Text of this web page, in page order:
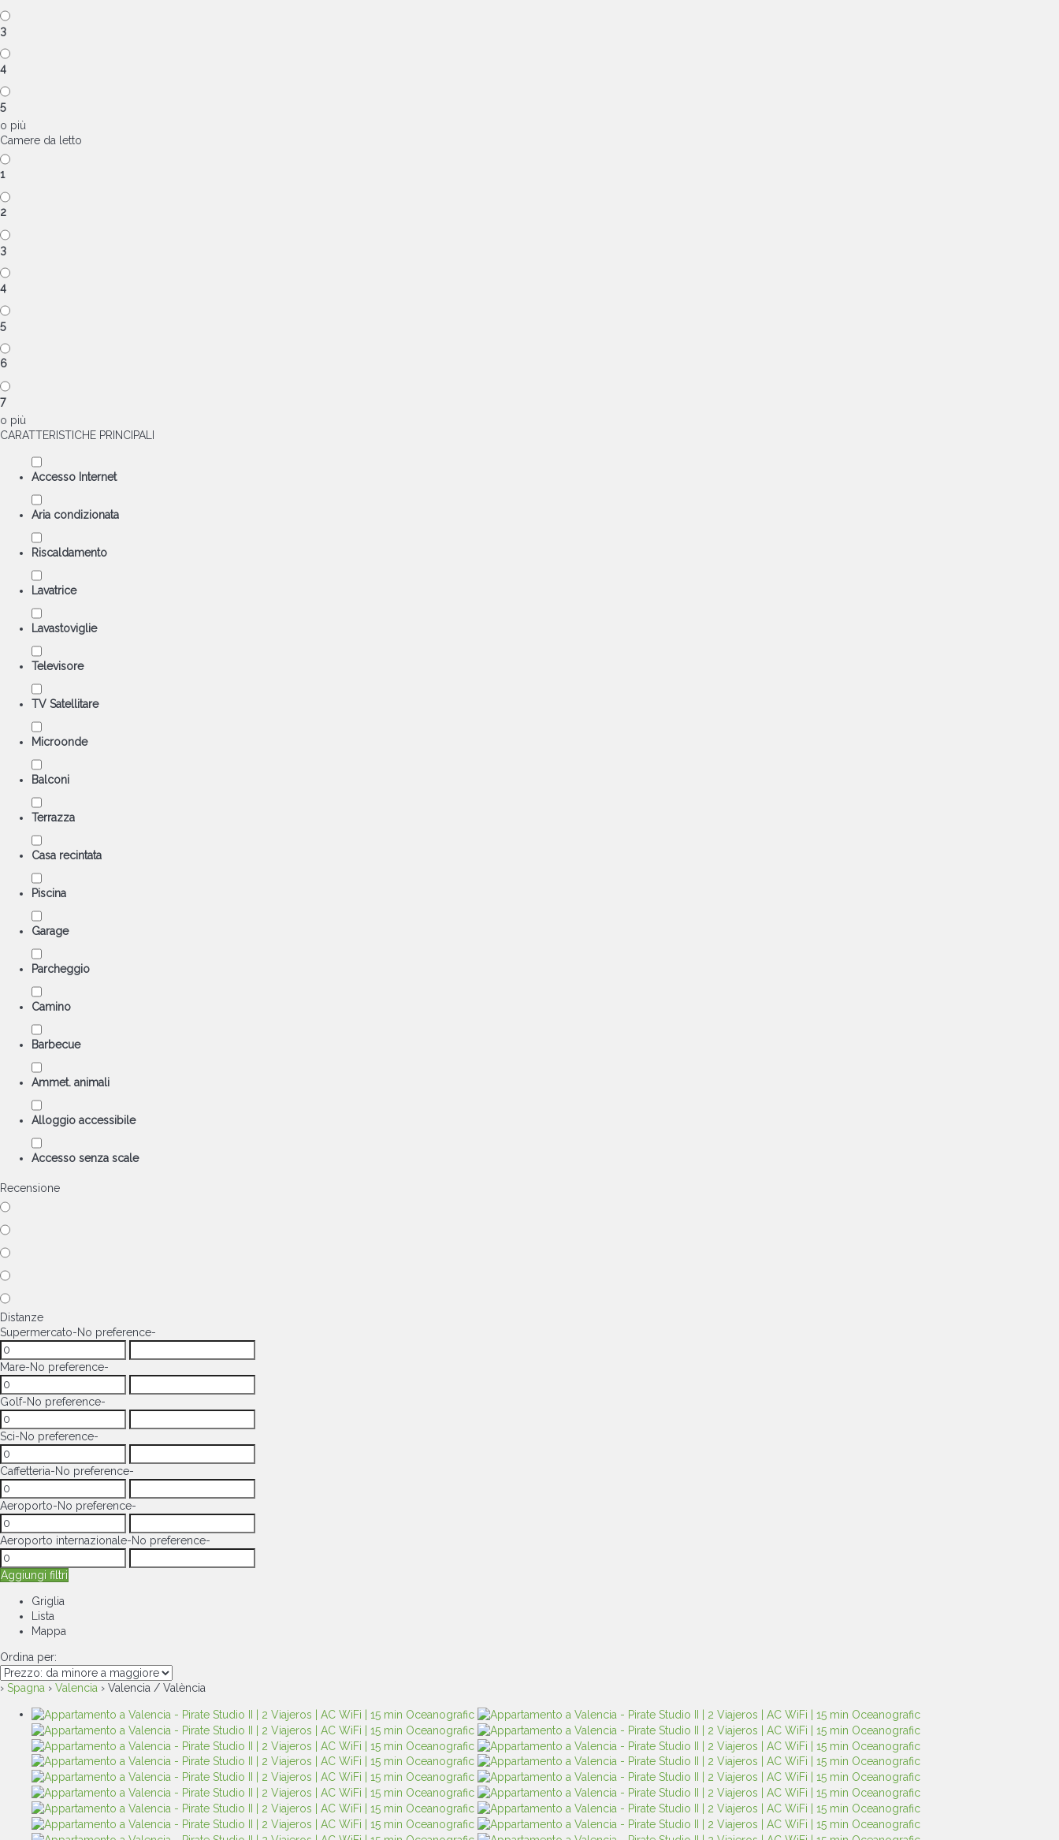
3
4
5
o più
Camere da letto
1
2
3
4
5
6
7
o più
CARATTERISTICHE PRINCIPALI
Accesso Internet
Aria condizionata
Riscaldamento
Lavatrice
Lavastoviglie
Televisore
TV Satellitare
Microonde
Balconi
Terrazza
Casa recintata
Piscina
Garage
Parcheggio
Camino
Barbecue
Ammet. animali
Alloggio accessibile
Accesso senza scale
Recensione
Distanze
Supermercato-No preference-
Mare-No preference-
Golf-No preference-
Sci-No preference-
Caffetteria-No preference-
Aeroporto-No preference-
Aeroporto internazionale-No preference-
Aggiungi filtri
Griglia
Lista
Mappa
Ordina per:
› Spagna › Valencia › Valencia / València